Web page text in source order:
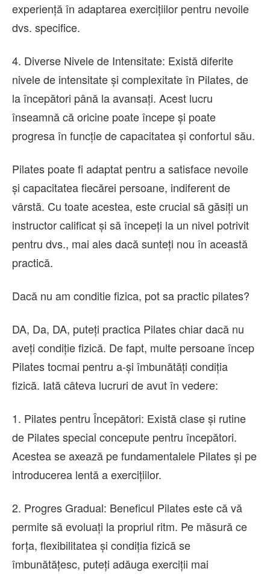
experiență în adaptarea exercițiilor pentru nevoile
dvs. specifice.
4. Diverse Nivele de Intensitate: Există diferite
nivele de intensitate și complexitate în Pilates, de
la începători până la avansați. Acest lucru
înseamnă că oricine poate începe și poate
progresa în funcție de capacitatea și confortul său.
Pilates poate fi adaptat pentru a satisface nevoile
și capacitatea fiecărei persoane, indiferent de
vârstă. Cu toate acestea, este crucial să găsiți un
instructor calificat și să începeți la un nivel potrivit
pentru dvs., mai ales dacă sunteți nou în această
practică.
Dacă nu am conditie fizica, pot sa practic pilates?
DA, Da, DA, puteți practica Pilates chiar dacă nu
aveți condiție fizică. De fapt, multe persoane încep
Pilates tocmai pentru a-și îmbunătăți condiția
fizică. Iată câteva lucruri de avut în vedere:
1. Pilates pentru Începători: Există clase și rutine
de Pilates special concepute pentru începători.
Acestea se axează pe fundamentalele Pilates și pe
introducerea lentă a exercițiilor.
2. Progres Gradual: Beneficul Pilates este că vă
permite să evoluați la propriul ritm. Pe măsură ce
forța, flexibilitatea și condiția fizică se
îmbunătățesc, puteți adăuga exerciții mai